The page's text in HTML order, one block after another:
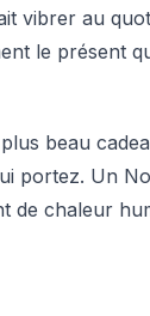
vibrer au
le présent
beau
portez. Un
de chaleur